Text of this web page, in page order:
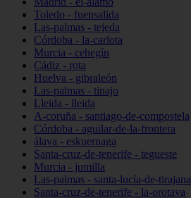
Toledo - fuensalida
Las-palmas - tejeda
Córdoba - la-carlota
Murcia - cehegín
Cádiz - rota
Huelva - gibraleón
Las-palmas - tinajo
Lleida - lleida
A-coruña - santiago-de-compostela
Córdoba - aguilar-de-la-frontera
álava - eskuernaga
Santa-cruz-de-tenerife - tegueste
Murcia - jumilla
Las-palmas - santa-lucía-de-tirajana
Santa-cruz-de-tenerife - la-orotava